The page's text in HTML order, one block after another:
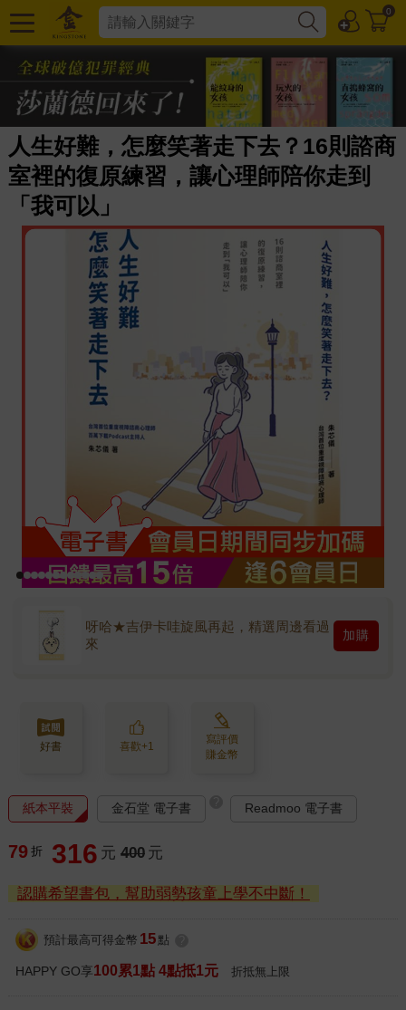
0
人生好難，怎麼笑著走下去？16則諮商
室裡的復原練習，讓心理師陪你走到
「我可以」
呀哈★吉伊卡哇旋風再起，精選周邊看過
來
加購
好書 喜歡+1
寫評價
賺金幣
紙本平裝 金石堂 電子書 Readmoo 電子書
79 折 316 元 400 元
認購希望書包，幫助弱勢孩童上學不中斷！
預計最高可得金幣 15 點
HAPPY GO享100累1點 4點抵1元 折抵無上限